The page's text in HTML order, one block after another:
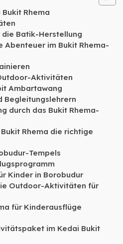
Anak
Rhema
Batik-Herstellung
im Bukit Rhema-
Aktivitäten
Ambartawang
Begleitungslehrern
durch das Bukit Rhema-
Rhema die richtige
Tempels
Kinder in Borobudur
Outdoor-Aktivitäten für
für Kinderausflüge
im Kedai Bukit